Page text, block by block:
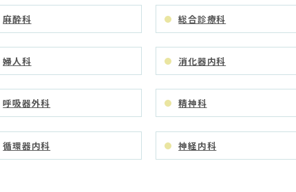
麻酔科 総合診療科
婦人科 消化器内科
呼吸器外科 精神科
循環器内科 神経内科